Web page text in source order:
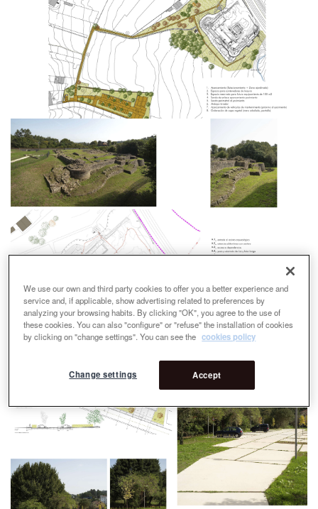
We use our own and third party cookies to offer you a better experience and
service and, if applicable, show advertising related to preferences by
analyzing your browsing habits. By clicking "OK", you agree to the use of
these cookies. You can also "configure" or "refuse" the installation of cookies
by clicking on "change settings". You can see the cookies policy
Accept
Change settings